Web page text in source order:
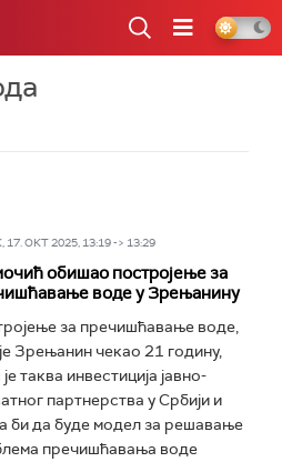
17. ОКТ 2025, 13:19 -> 13:29
обишао постројење за
воде у Зрењанину
за пречишћавање воде,
је Зрењанин чекао 21 годину,
таква инвестиција јавно-
партнерства у Србији и
би да буде модел за решавање
пречишћавања воде